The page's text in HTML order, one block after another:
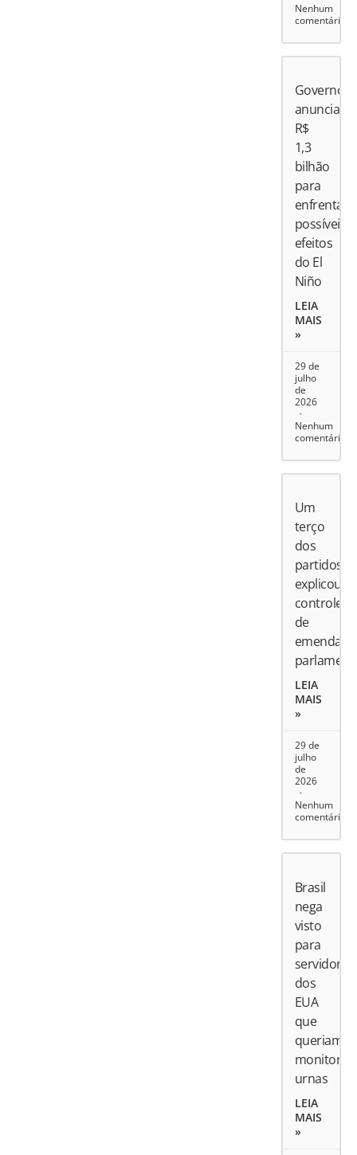
Nenhum
comentário
Governo
anuncia
R$
1,3
bilhão
para
enfrentar
possíveis
efeitos
do El
Niño
LEIA
MAIS
»
29 de
julho
de
2026
Nenhum
comentário
Um
terço
dos
partidos
explicou
controle
de
emendas
LEIA
MAIS
»
29 de
julho
de
2026
Nenhum
comentário
Brasil
nega
visto
para
servidores
dos
EUA
que
queriam
monitorar
urnas
LEIA
MAIS
»